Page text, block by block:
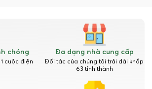
chóng
cuộc điện
Đa dạng nhà cung cấp
Đối tác của chúng tôi trải dài khắp
63 tỉnh thành